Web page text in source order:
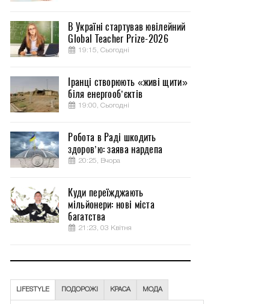
В Україні стартував ювілейний
Global Teacher Prize-2026
19:15, Сьогодні
Іранці створюють «живі щити»
біля енергооб’єктів
19:00, Сьогодні
Робота в Раді шкодить
здоров’ю: заява нардепа
20:25, Вчора
Куди переїжджають
мільйонери: нові міста
багатства
21:23, 03 Квітня
LIFESTYLE ПОДОРОЖІ КРАСА МОДА